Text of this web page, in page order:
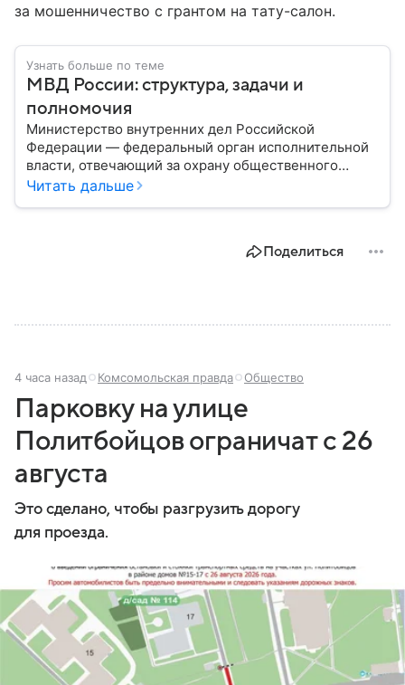
за мошенничество с грантом на тату-салон.
Узнать больше по теме
МВД России: структура, задачи и
полномочия
Министерство внутренних дел Российской
Федерации — федеральный орган исполнительной
власти, отвечающий за охрану общественного
порядка, борьбу с преступностью, обеспечение
России, какие задачи выполняет министерство, как
Читать дальше
Поделиться
4 часа назад Комсомольская правда Общество
Парковку на улице
Политбойцов ограничат с 26
августа
Это сделано, чтобы разгрузить дорогу
для проезда.